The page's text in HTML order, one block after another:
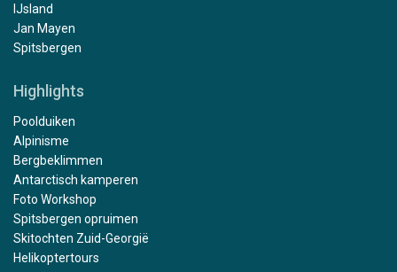
IJsland
Jan Mayen
Spitsbergen
Highlights
Poolduiken
Alpinisme
Bergbeklimmen
Antarctisch kamperen
Foto Workshop
Spitsbergen opruimen
Skitochten Zuid-Georgië
Helikoptertours